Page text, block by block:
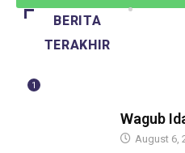
BERITA
TERAKHIR
1
Wagub
August 6,